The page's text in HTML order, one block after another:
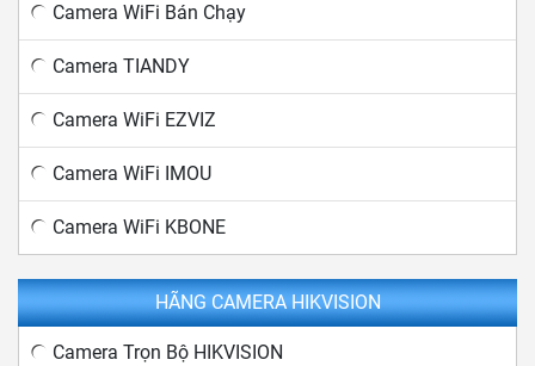
Camera WiFi Bán Chạy
Camera TIANDY
Camera WiFi EZVIZ
Camera WiFi IMOU
Camera WiFi KBONE
HÃNG CAMERA HIKVISION
Camera Trọn Bộ HIKVISION